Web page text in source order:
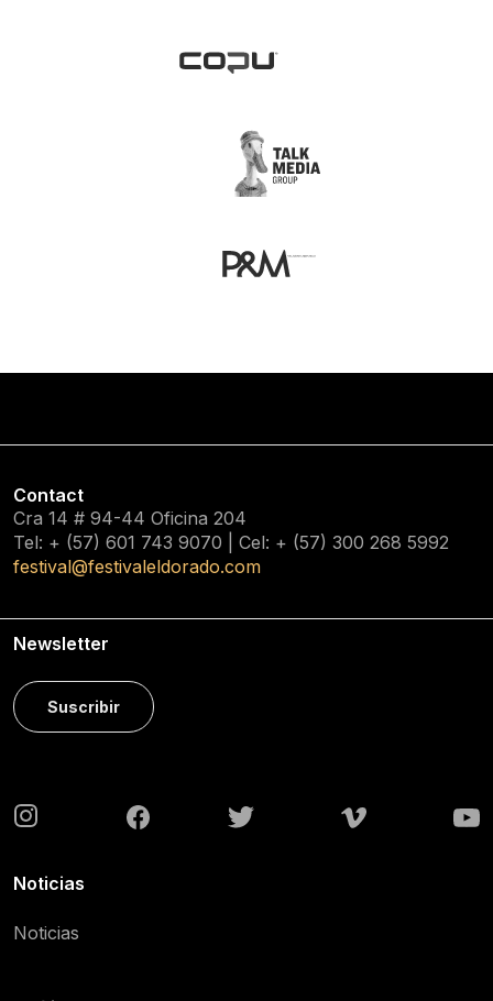
Contact
Cra 14 # 94-44 Oficina 204
Tel: + (57) 601 743 9070 | Cel: + (57) 300 268 5992
festival@festivaleldorado.com
Newsletter
Suscribir
Noticias
Noticias